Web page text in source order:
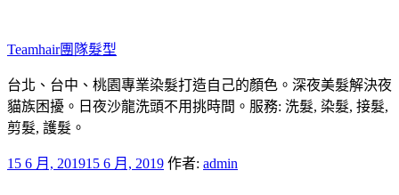
主
要
內
容
Teamhair團隊髮型
台北、台中、桃園專業染髮打造自己的顏色。深夜美髮解決夜
貓族困擾。日夜沙龍洗頭不用挑時間。服務: 洗髮, 染髮, 接髮,
剪髮, 護髮。
發
15 6 月, 201915 6 月, 2019 作者: admin